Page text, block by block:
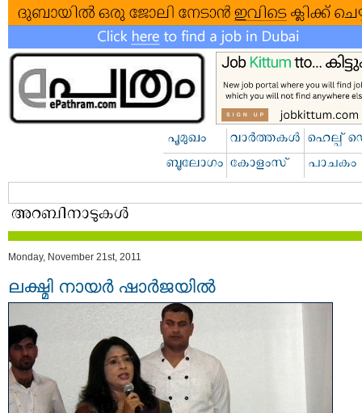
Monday, November 21st, 2011
ലക്ഷ്മി നായര്‍ ഷാര്‍ജയില്‍